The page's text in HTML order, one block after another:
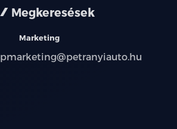
Megkeresések
Marketing
pmarketing@petranyiauto.hu